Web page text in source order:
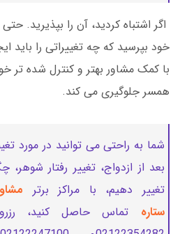
اگر اشتباه کردید، آن را بپذیرید.
خود بپرسید که چه تغییراتی را باید
با کمک مشاور بهتر و کنترل شده تر
همسر جلوگیری می کند.
شما به راحتی می توانید در مورد
بعد از ازدواج، تغییر رفتار
تغییر دهیم، با مراکز برتر
ستاره
تماس حاصل کنید،